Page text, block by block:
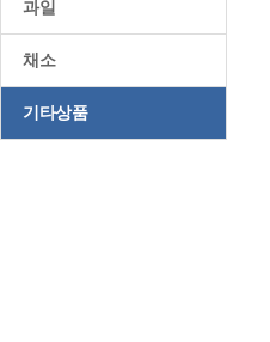
과일
채소
기타상품